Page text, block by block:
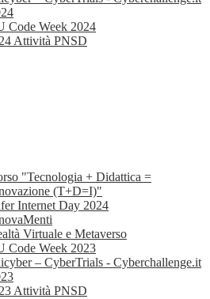
Code Week 2024
Attività PNSD
"Tecnologia + Didattica =
(T+D=I)"
Internet Day 2024
Virtuale e Metaverso
Code Week 2023
– CyberTrials - Cyberchallenge.it
Attività PNSD